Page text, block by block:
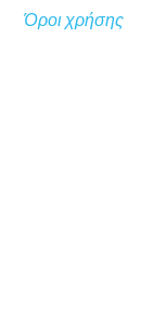
Όροι χρήσης